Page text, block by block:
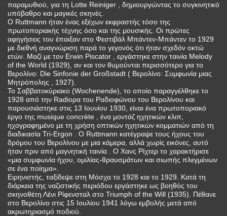
παραμυθιού, για τη Lotte Reiniger , δημιουργώντας το συγκινητικό
υπόβαθρο και μαγικές σκηνές.
Ο Ruttmann ήταν ένας εξέχων εκφραστής τόσο της
πρωτοποριακής τέχνης όσο και της μουσικής. Οι πρώτες
αφηγήσεις του έπαιξαν στο Φεστιβάλ Μπάντεν-Μπάντεν το 1929
με διεθνή αναγνώριση παρά το γεγονός ότι ήταν σχεδόν οκτώ
ετών. Μαζί με τον Erwin Piscator , εργάστηκε στην ταινία Melody
of the World (1929), αν και τον θυμούνται περισσότερο για το
Βερολίνο: Die Sinfonie der Großstadt ( Βερολίνο: Συμφωνία μιας
Μητρόπολης , 1927).
Το Σαββατοκύριακο (Wochenende), το οποίο παραγγέλθηκε το
1928 από την Radioρα του Ραδιοφώνου του Βερολίνου και
παρουσιάστηκε στις 13 Ιουνίου 1930, είναι ένα πρωτοποριακό
έργο της musique concrète , ένα μοντάζ ηχητικών κλιπ,
ηχογραφημένο με τη χρήση οπτικών ηχητικών κομματιών από τη
διαδικασία Tri-Ergon . Ο Ruttmann κατέγραψε τους ήχους του
δρόμου του Βερολίνου με μια κάμερα, αλλά χωρίς εικόνες, αυτό
ήταν πριν από μαγνητική ταινία . Ο Χανς Ρίχτερ το χαρακτήρισε
«μια συμφωνία ήχου, ομιλίας-θραυσμάτων και σιωπής πλεγμένων
σε ένα ποίημα».
Ειρηνιστής, ταξίδεψε στη Μόσχα το 1928 και το 1929. Κατά τη
διάρκεια της ναζιστικής περιόδου εργάστηκε ως βοηθός του
σκηνοθέτη Λένι Ρίφενσταλ στο Triumph of the Will (1935). Πέθανε
στο Βερολίνο στις 15 Ιουλίου 1941 λόγω εμβολής μετά από
ακρωτηριασμό ποδιού.